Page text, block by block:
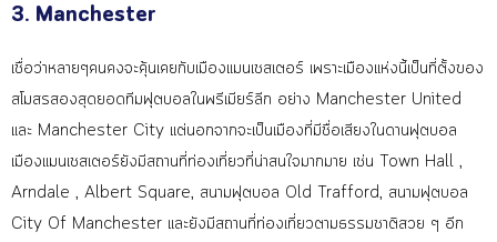
3. Manchester
เชื่อว่าหลายๆคนคงจะคุ้นเคยกับเมืองแมนเชสเตอร์ เพราะเมืองแห่งนี้เป็นที่ตั้งของ
สโมสรสองสุดยอดทีมฟุตบอลในพรีเมียร์ลีก อย่าง Manchester United
และ Manchester City แต่นอกจากจะเป็นเมืองที่มีชื่อเสียงในดานฟุตบอล
เมืองแมนเชสเตอร์ยังมีสถานที่ท่องเที่ยวที่น่าสนใจมากมาย เช่น Town Hall ,
Arndale , Albert Square, สนามฟุตบอล Old Trafford, สนามฟุตบอล
City Of Manchester และยังมีสถานที่ท่องเที่ยวตามธรรมชาติสวย ๆ อีก